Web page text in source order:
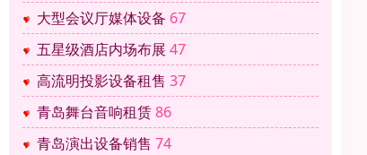
大型会议厅媒体设备 67
五星级酒店内场布展 47
高流明投影设备租售 37
青岛舞台音响租赁86
青岛演出设备销售 74